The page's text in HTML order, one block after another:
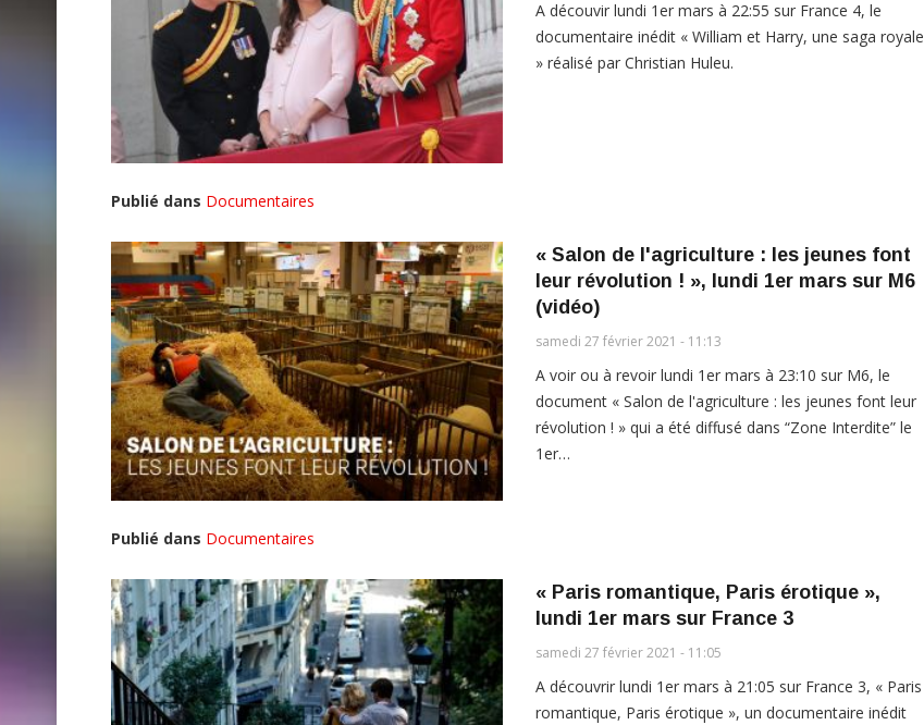
A découvir lundi 1er mars à 22:55 sur France 4, le
documentaire inédit « William et Harry, une saga royale
» réalisé par Christian Huleu.
Publié dans Documentaires
« Salon de l'agriculture : les jeunes font
leur révolution ! », lundi 1er mars sur M6
(vidéo)
samedi 27 février 2021 - 11:13
A voir ou à revoir lundi 1er mars à 23:10 sur M6, le
document « Salon de l'agriculture : les jeunes font leur
révolution ! » qui a été diffusé dans “Zone Interdite” le
1er…
Publié dans Documentaires
« Paris romantique, Paris érotique »,
lundi 1er mars sur France 3
samedi 27 février 2021 - 11:05
A découvrir lundi 1er mars à 21:05 sur France 3, « Paris
romantique, Paris érotique », un documentaire inédit